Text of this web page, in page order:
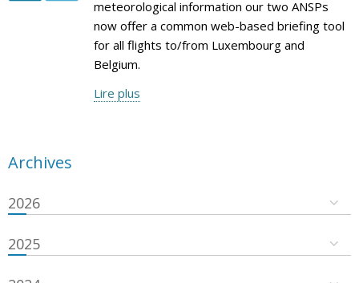
meteorological information our two ANSPs
now offer a common web-based briefing tool
for all flights to/from Luxembourg and
Belgium.
Lire plus
Archives
2026
2025